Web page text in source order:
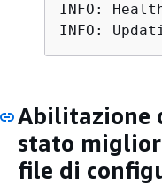
INFO:
INFO:
Abilitazione
stato
file di